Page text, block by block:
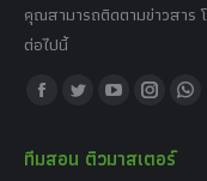
คุณสามารถติดตามข่าวสาร
ต่อไปนี้
Find us on:
Facebook
opens
Twitter
opens
YouTube
opens
Instagram
opens
ทีมสอน ติวมาสเตอร์